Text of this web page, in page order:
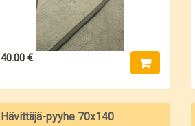
40.00 €
Hävittäjä-pyyhe 70x140